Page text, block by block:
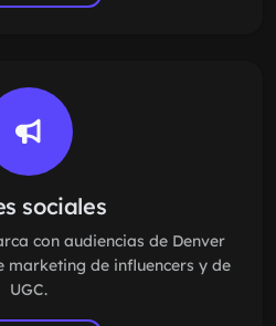
sociales
con audiencias de Denver
marketing de influencers y de
UGC.